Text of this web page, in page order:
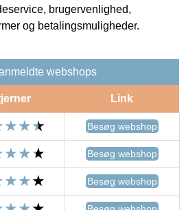
brugervenlighed,
og betalingsmuligheder.
webshops
Link
Besøg webshop
Besøg webshop
Besøg webshop